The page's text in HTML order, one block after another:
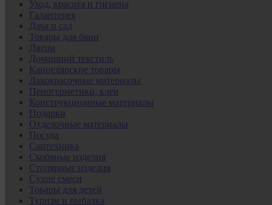
Уход, красота и гигиена
Галантерея
Дача и сад
Товары для бани
Двери
Домашний текстиль
Канцелярские товары
Лакокрасочные материалы
Пеногерметики, клеи
Конструкционные материалы
Подарки
Отделочные материалы
Посуда
Сантехника
Скобяные изделия
Столярные изделия
Сухие смеси
Товары для детей
Туризм и рыбалка